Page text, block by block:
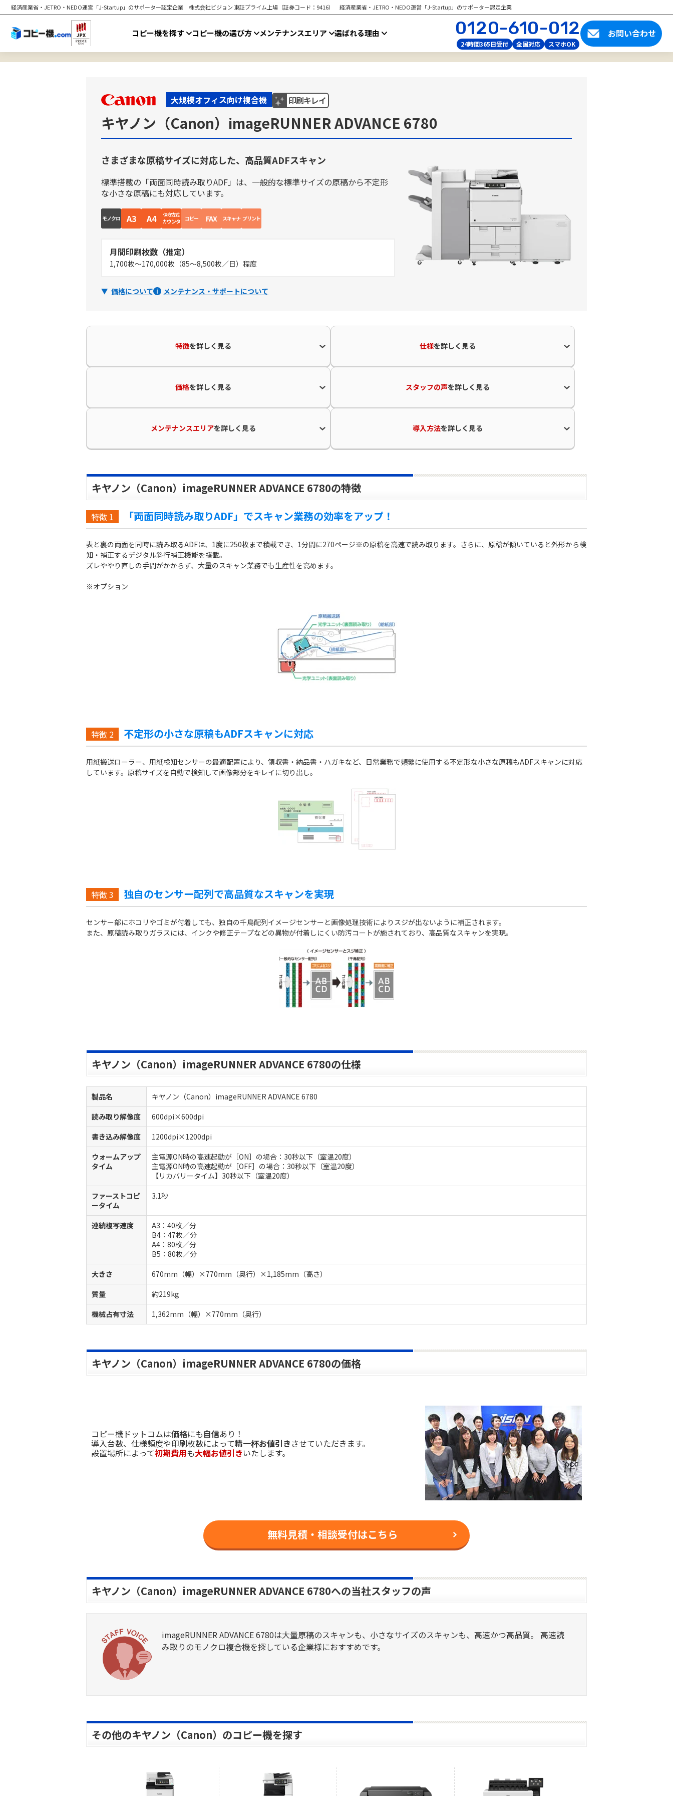
経済産業省・JETRO・NEDO運営「J-Startup」のサポーター認定企業 株式会社ビジョン 東証プライム上場（証券コード：9416） 経済産業省・JETRO・NEDO運営「J-Startup」のサポーター認定企業
コピー機を探す コピー機の選び方 メンテナンスエリア 選ばれる理由 0120-610-012
24時間365日受付 全国対応 スマホOK
お問い合わせ
大規模オフィス向け複合機 印刷キレイ
キヤノン（Canon）imageRUNNER ADVANCE 6780
さまざまな原稿サイズに対応した、高品質ADFスキャン
標準搭載の「両面同時読み取りADF」は、一般的な標準サイズの原稿から不定形
な小さな原稿にも対応しています。
モノクロ A3 A4 保守方式
カウンタ コピー FAX スキャナ プリント
月間印刷枚数（推定）
1,700枚～170,000枚（85～8,500枚／日）程度
価格について メンテナンス・サポートについて
特徴を詳しく見る 仕様を詳しく見る
価格を詳しく見る スタッフの声を詳しく見る
メンテナンスエリアを詳しく見る 導入方法を詳しく見る
キヤノン（Canon）imageRUNNER ADVANCE 6780の特徴
特徴 1 「両面同時読み取りADF」でスキャン業務の効率をアップ！
表と裏の両面を同時に読み取るADFは、1度に250枚まで積載でき、1分間に270ページ※の原稿を高速で読み取ります。さらに、原稿が傾いていると外形から検
知・補正するデジタル斜行補正機能を搭載。
ズレややり直しの手間がかからず、大量のスキャン業務でも生産性を高めます。
※オプション
特徴 2 不定形の小さな原稿もADFスキャンに対応
用紙搬送ローラー、用紙検知センサーの最適配置により、領収書・納品書・ハガキなど、日常業務で頻繁に使用する不定形な小さな原稿もADFスキャンに対応
しています。原稿サイズを自動で検知して画像部分をキレイに切り出し。
特徴3 独自のセンサー配列で高品質なスキャンを実現
センサー部にホコリやゴミが付着しても、独自の千鳥配列イメージセンサーと画像処理技術によりスジが出ないように補正されます。
また、原稿読み取りガラスには、インクや修正テープなどの異物が付着しにくい防汚コートが施されており、高品質なスキャンを実現。
キヤノン（Canon）imageRUNNER ADVANCE 6780の仕様
製品名
キヤノン（Canon）imageRUNNER ADVANCE 6780
読み取り解像度
600dpi×600dpi
書き込み解像度
1200dpi×1200dpi
ウォームアップ
タイム
主電源ON時の高速起動が［ON］の場合：30秒以下（室温20度）
主電源ON時の高速起動が［OFF］の場合：30秒以下（室温20度）
【リカバリータイム】30秒以下（室温20度）
ファーストコピ
ータイム
3.1秒
連続複写速度
A3：40枚／分
B4：47枚／分
A4：80枚／分
B5：80枚／分
大きさ
670mm（幅）×770mm（奥行）×1,185mm（高さ）
質量
約219kg
機械占有寸法
1,362mm（幅）×770mm（奥行）
キヤノン（Canon）imageRUNNER ADVANCE 6780の価格
コピー機ドットコムは価格にも自信あり！
導入台数、仕様頻度や印刷枚数によって精一杯お値引きさせていただきます。
設置場所によって初期費用も大幅お値引きいたします。
無料見積・相談受付はこちら
キヤノン（Canon）imageRUNNER ADVANCE 6780への当社スタッフの声
imageRUNNER ADVANCE 6780は大量原稿のスキャンも、小さなサイズのスキャンも、高速かつ高品質。 高速読
み取りのモノクロ複合機を探している企業様におすすめです。
その他のキヤノン（Canon）のコピー機を探す